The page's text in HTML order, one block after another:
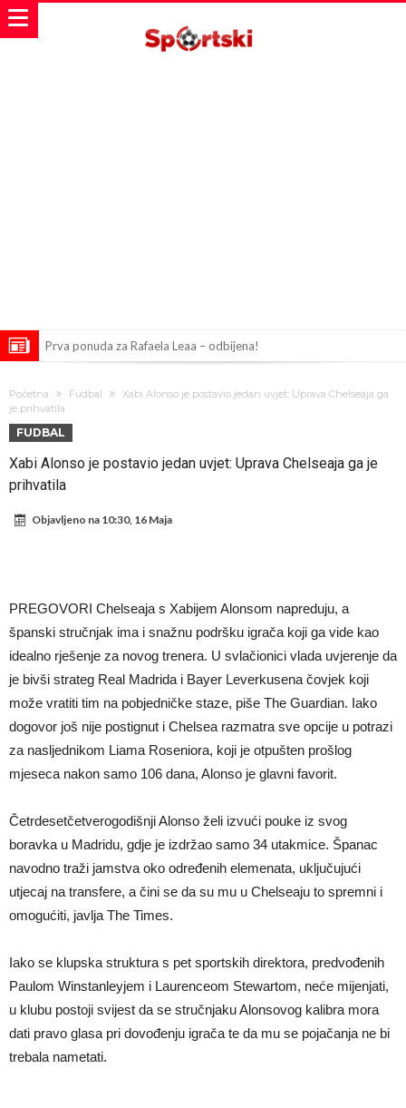
Prva ponuda za Rafaela Leaa – odbijena!
od 62 miliona eura?
Veliki udarac za Barcelonu: Junak finala Svjetskog prvenstva želi otići
Deco nije posjetio Madrid samo zbog Alvareza, Barcelona planira
historijski transfer?
Kapiten slavnog kluba ubijen u napadu ispred svoje kuće, nacija
rekord
Početna Fudbal
Xabi Alonso je postavio jedan uvjet: Uprava Chelseaja ga
je prihvatila
FUDBAL
Xabi Alonso je postavio jedan uvjet: Uprava Chelseaja ga je
prihvatila
Objavljeno na 10:30, 16 Maja
PREGOVORI Chelseaja s Xabijem Alonsom napreduju, a
španski stručnjak ima i snažnu podršku igrača koji ga vide kao
idealno rješenje za novog trenera. U svlačionici vlada uvjerenje da
je bivši strateg Real Madrida i Bayer Leverkusena čovjek koji
može vratiti tim na pobjedničke staze, piše The Guardian. Iako
dogovor još nije postignut i Chelsea razmatra sve opcije u potrazi
za nasljednikom Liama Roseniora, koji je otpušten prošlog
mjeseca nakon samo 106 dana, Alonso je glavni favorit.
Četrdesetčetverogodišnji Alonso želi izvući pouke iz svog
boravka u Madridu, gdje je izdržao samo 34 utakmice. Španac
navodno traži jamstva oko određenih elemenata, uključujući
utjecaj na transfere, a čini se da su mu u Chelseaju to spremni i
omogućiti, javlja The Times.
Iako se klupska struktura s pet sportskih direktora, predvođenih
Paulom Winstanleyjem i Laurenceom Stewartom, neće mijenjati,
u klubu postoji svijest da se stručnjaku Alonsovog kalibra mora
dati pravo glasa pri dovođenju igrača te da mu se pojačanja ne bi
trebala nametati.